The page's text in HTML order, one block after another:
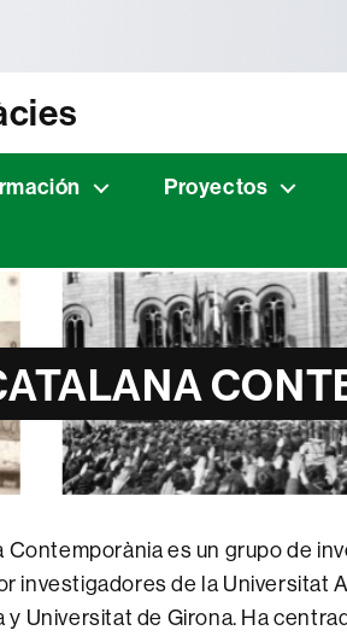
Proyectos
Contemporània es un grupo de
investigadores de la Universitat
Universitat de Girona. Ha